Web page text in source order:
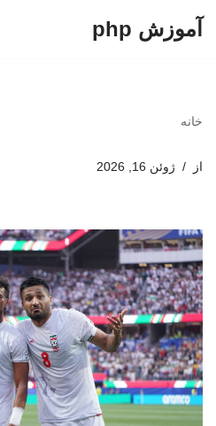
آموزش php
خانه
از ژوئن 16, 2026